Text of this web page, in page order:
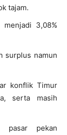
tajam.
3,08%
surplus namun
konflik Timur
serta masih
pasar pekan